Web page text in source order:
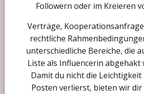
Followern oder im Kreieren
Verträge,
rechtliche
unterschiedliche Bereiche, die
Liste als Influencerin abgehakt
Damit du nicht die Leichtigkeit
Posten verlierst, bieten wir dir